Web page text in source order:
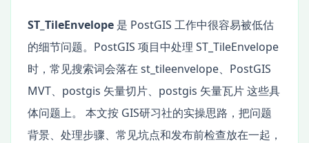
ST_TileEnvelope 是 PostGIS 工作中很容易被低估
的细节问题。PostGIS 项目中处理 ST_TileEnvelope
时，常见搜索词会落在 st_tileenvelope、PostGIS
MVT、postgis 矢量切片、postgis 矢量瓦片 这些具
体问题上。 本文按 GIS研习社的实操思路，把问题
背景、处理步骤、常见坑点和发布前检查放在一起，